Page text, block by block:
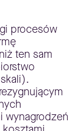
procesów
ten sam
wynagrodzeń